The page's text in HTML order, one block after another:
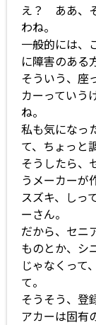
え？ ああ、
わね。
一般的には
に障害のある
そういう、座
カーっていう
ね。
私も気になっ
て、ちょっと
そうしたら、
うメーカーが
スズキ、しっ
ーさん。
だから、セニ
ものとか、シ
じゃなくって
て。
そうそう、登
アカーは固有